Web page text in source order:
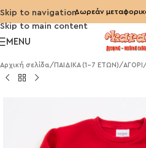
Skip to navigation
Skip to main content
Δωρεάν
MENU
Αρχική σελίδα/ ΠΑΙΔΙΚΑ (1-7 ΕΤΩΝ)/ΑΓΟΡΙ /